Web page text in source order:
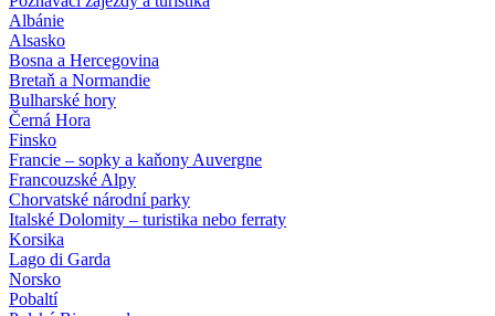
Albánie
Alsasko
Bosna a Hercegovina
Bretaň a Normandie
Bulharské hory
Černá Hora
Finsko
Francie – sopky a kaňony Auvergne
Francouzské Alpy
Chorvatské národní parky
Italské Dolomity – turistika nebo ferraty
Korsika
Lago di Garda
Norsko
Pobaltí